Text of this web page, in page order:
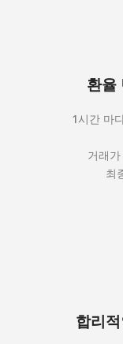
환율
1시간 마
거래
최
합리